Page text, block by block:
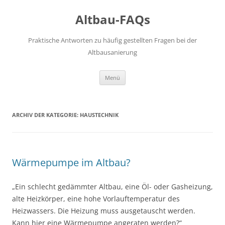
Altbau-FAQs
Praktische Antworten zu häufig gestellten Fragen bei der
Altbausanierung
Menü
ARCHIV DER KATEGORIE: HAUSTECHNIK
Wärmepumpe im Altbau?
„Ein schlecht gedämmter Altbau, eine Öl- oder Gasheizung,
alte Heizkörper, eine hohe Vorlauftemperatur des
Heizwassers. Die Heizung muss ausgetauscht werden.
Kann hier eine Wärmepumpe angeraten werden?“